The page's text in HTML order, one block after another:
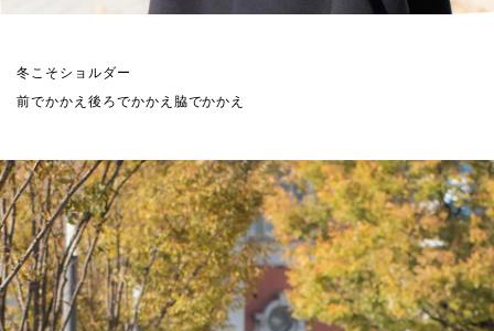
冬こそショルダー
前でかかえ後ろでかかえ脇でかかえ